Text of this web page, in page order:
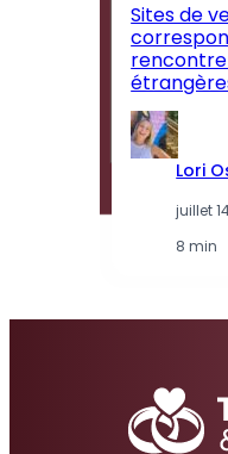
Sites de
Lori
juillet
8 min